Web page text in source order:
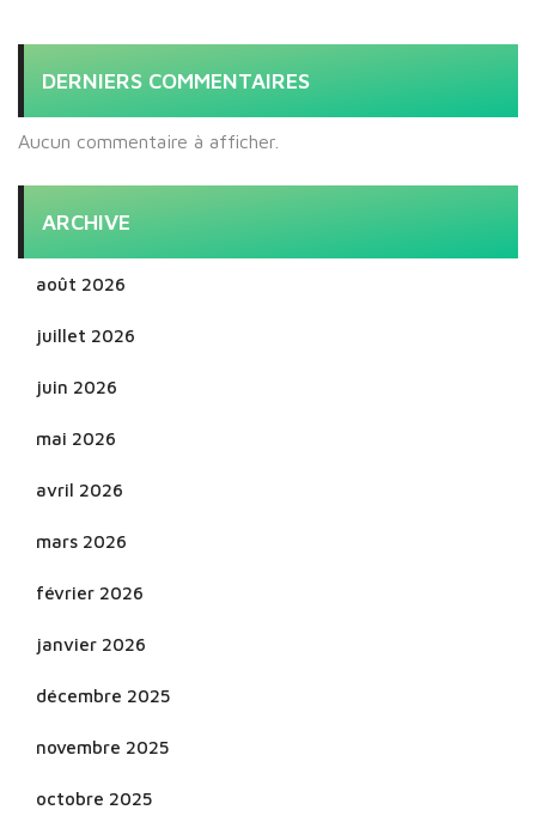
DERNIERS COMMENTAIRES
Aucun commentaire à afficher.
ARCHIVE
août 2026
juillet 2026
juin 2026
mai 2026
avril 2026
mars 2026
février 2026
janvier 2026
décembre 2025
novembre 2025
octobre 2025